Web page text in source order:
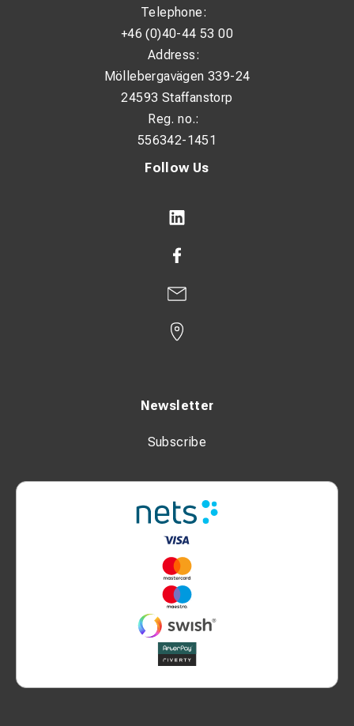
Follow Us
Newsletter
Subscribe
Telephone:
+46 (0)40-44 53 00
Address:
Möllebergavägen 339-24
24593 Staffanstorp
Reg. no.:
556342-1451